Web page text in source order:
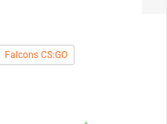
Falcons CS:GO